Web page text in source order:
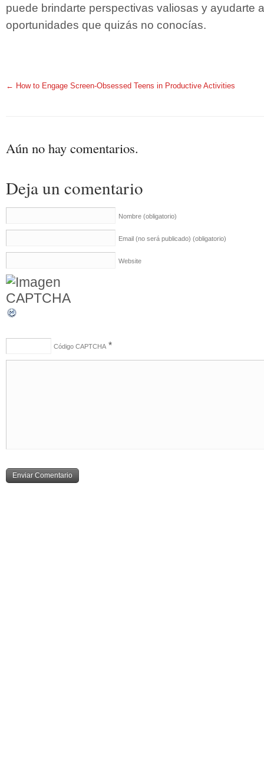
puede brindarte perspectivas valiosas y ayudarte
oportunidades que quizás no conocías.
← How to Engage Screen-Obsessed Teens in Productive Activities
Aún no hay comentarios.
Deja un comentario
Nombre (obligatorio)
Email (no será publicado) (obligatorio)
Website
Código CAPTCHA *